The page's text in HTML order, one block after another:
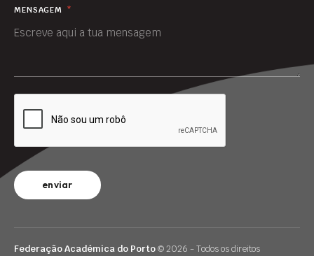
MENSAGEM *
enviar
Federação Académica do Porto© 2026 - Todos os direitos